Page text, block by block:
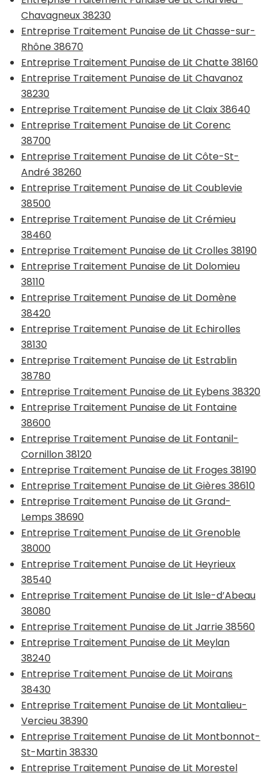
Chavagneux 38230
Entreprise Traitement Punaise de Lit Chasse-sur-
Rhône 38670
Entreprise Traitement Punaise de Lit Chatte 38160
Entreprise Traitement Punaise de Lit Chavanoz
38230
Entreprise Traitement Punaise de Lit Claix 38640
Entreprise Traitement Punaise de Lit Corenc
38700
Entreprise Traitement Punaise de Lit Côte-St-
André 38260
Entreprise Traitement Punaise de Lit Coublevie
38500
Entreprise Traitement Punaise de Lit Crémieu
38460
Entreprise Traitement Punaise de Lit Crolles 38190
Entreprise Traitement Punaise de Lit Dolomieu
38110
Entreprise Traitement Punaise de Lit Domène
38420
Entreprise Traitement Punaise de Lit Echirolles
38130
Entreprise Traitement Punaise de Lit Estrablin
38780
Entreprise Traitement Punaise de Lit Eybens 38320
Entreprise Traitement Punaise de Lit Fontaine
38600
Entreprise Traitement Punaise de Lit Fontanil-
Cornillon 38120
Entreprise Traitement Punaise de Lit Froges 38190
Entreprise Traitement Punaise de Lit Gières 38610
Entreprise Traitement Punaise de Lit Grand-
Lemps 38690
Entreprise Traitement Punaise de Lit Grenoble
38000
Entreprise Traitement Punaise de Lit Heyrieux
38540
Entreprise Traitement Punaise de Lit Isle-d’Abeau
38080
Entreprise Traitement Punaise de Lit Jarrie 38560
Entreprise Traitement Punaise de Lit Meylan
38240
Entreprise Traitement Punaise de Lit Moirans
38430
Entreprise Traitement Punaise de Lit Montalieu-
Vercieu 38390
Entreprise Traitement Punaise de Lit Montbonnot-
St-Martin 38330
Entreprise Traitement Punaise de Lit Morestel